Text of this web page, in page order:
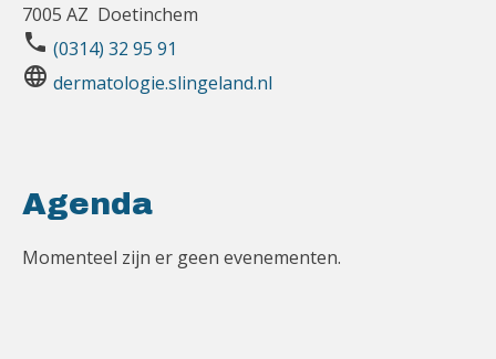
7005 AZ Doetinchem
phone (0314) 32 95 91
language dermatologie.slingeland.nl
Agenda
Momenteel zijn er geen evenementen.